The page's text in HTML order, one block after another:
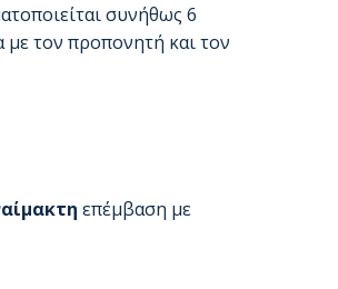
συνήθως 6
με τον προπονητή και τον
επέμβαση με